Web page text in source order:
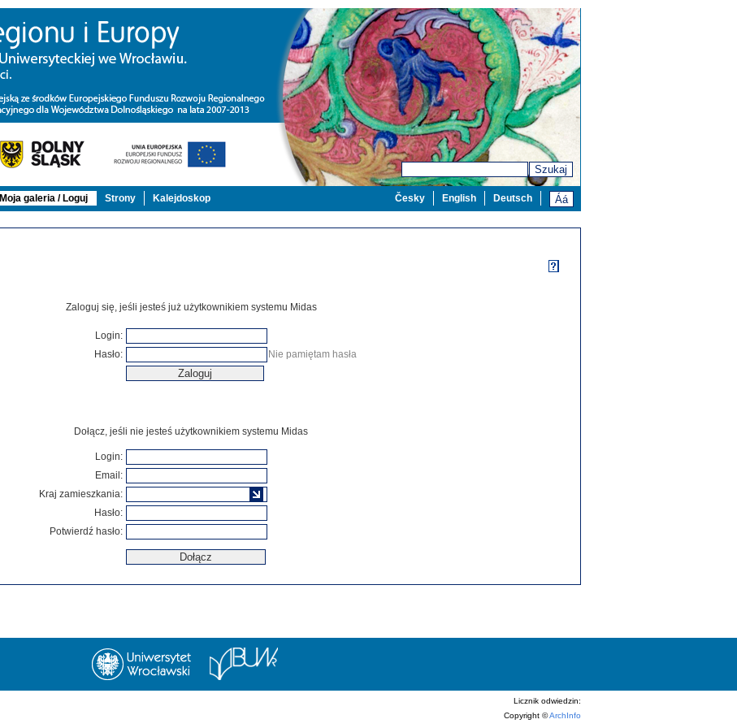
Szukaj
Moja galeria / Loguj Strony Kalejdoskop Deutsch
English
Česky
Zaloguj się, jeśli jesteś już użytkownikiem systemu Midas
Login:
Hasło:
Nie pamiętam hasła
Dołącz, jeśli nie jesteś użytkownikiem systemu Midas
Login:
Email:
Kraj zamieszkania:
Hasło:
Potwierdź hasło:
Licznik odwiedzin:
Copyright ©ArchInfo